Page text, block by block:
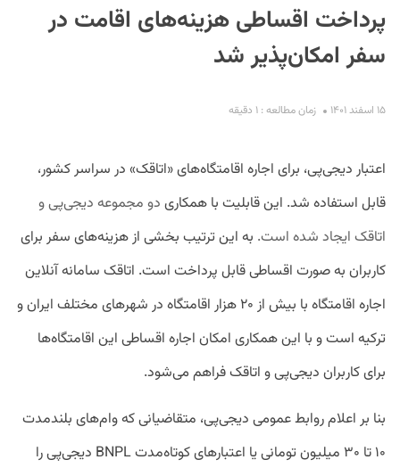
پرداخت اقساطی هزینه‌های اقامت در
سفر امکان‌پذیر شد
۱۵ اسفند ۱۴۰۱ زمان مطالعه : ۱ دقیقه
اعتبار دیجی‌پی، برای اجاره اقامتگاه‌های «اتاقک» در سراسر کشور،
قابل استفاده شد. این قابلیت با همکاری دو مجموعه دیجی‌پی و
اتاقک ایجاد شده است. به این ترتیب بخشی از هزینه‌های سفر برای
کاربران به صورت اقساطی قابل پرداخت است. اتاقک سامانه آنلاین
اجاره اقامتگاه با بیش از ۲۰ هزار اقامتگاه در شهرهای مختلف ایران و
ترکیه است و با این همکاری امکان اجاره اقساطی این اقامتگاه‌ها
برای کاربران دیجی‌پی و اتاقک فراهم می‌شود.
بنا بر اعلام روابط عمومی دیجی‌پی، متقاضیانی که وام‌های بلندمدت
۱۰ تا ۳۰ ‌میلیون تومانی یا اعتبارهای کوتاه‌مدت BNPL دیجی‌پی را